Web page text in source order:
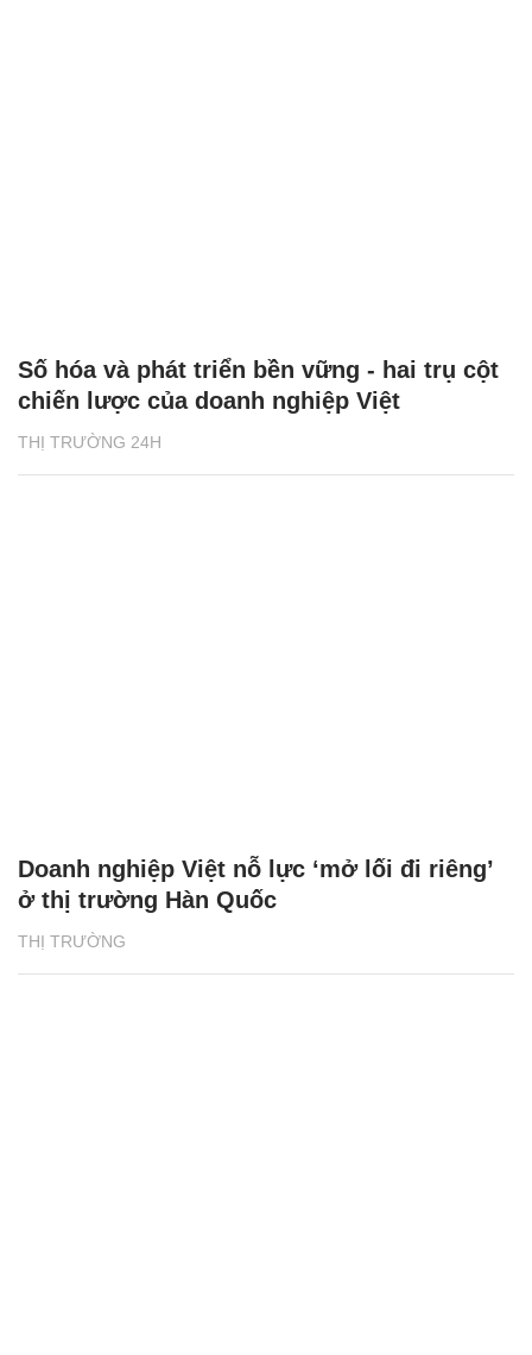
THỊ TRƯỜNG 24H
Số hóa và phát triển bền vững - hai trụ cột
chiến lược của doanh nghiệp Việt
THỊ TRƯỜNG
Doanh nghiệp Việt nỗ lực ‘mở lối đi riêng’
ở thị trường Hàn Quốc